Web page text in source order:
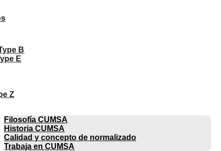
B
E
Z
Filosofía CUMSA
Historia CUMSA
Calidad y concepto de normalizado
Trabaja en CUMSA